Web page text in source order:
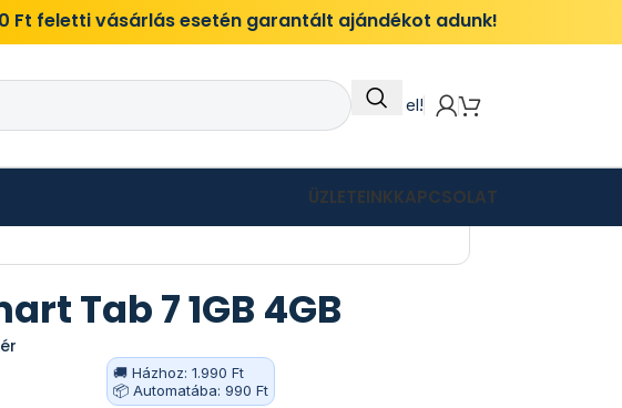
Ft feletti vásárlás esetén garantált ajándékot adunk!
Itt add el!
ÜZLETEINKKAPCSOLAT
Tab 7 1GB 4GB
🚚 Házhoz: 1.990 Ft
📦 Automatába: 990 Ft